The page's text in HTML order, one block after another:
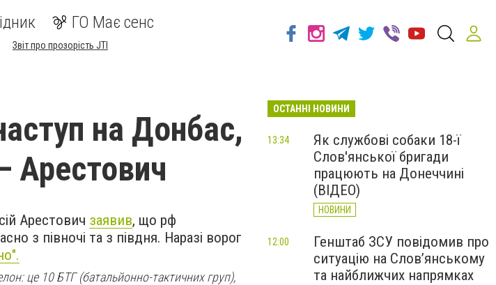
ГО Має сенс
Звіт про прозорість JTI
на Донбас,
Арестович
Арестович заявив, що рф
з півночі та з півдня. Наразі ворог
це 10 БТГ (батальйонно-тактичних груп),
ОСТАННІ НОВИНИ
Як службові собаки 18-ї
Слов'янської бригади
працюють на Донеччині
(ВІДЕО)
НОВИНИ
13:34
Генштаб ЗСУ повідомив про
ситуацію на Слов’янському
та найближчих напрямках
12:00